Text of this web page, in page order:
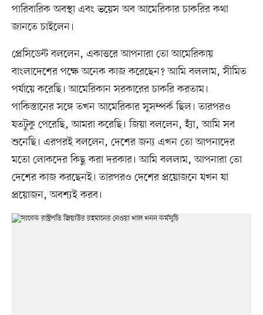
পারিবারিক অবস্থা এবং ভয়েস অব আমেরিকার চাকরির কথা
জানতে চাইলেন।
প্রেসিডেন্ট বললেন, একাত্তরে আপনারা তো আমেরিকায়
বাংলাদেশের পক্ষে অনেক কাজ করেছেন? আমি বললাম, সীমিত
পর্যায়ে করেছি। আমেরিকান সরকারের চাকরি করতাম।
পাকিস্তানের সঙ্গে তখন আমেরিকার সুসম্পর্ক ছিল। তারপরও
যতটুকু পেরেছি, আমরা করেছি। জিয়া বললেন, হ্যাঁ, আমি সব
শুনেছি। এরপরই বললেন, দেশের জন্য এখন তো আপনাদের
মতো লোকদের কিছু করা দরকার। আমি বললাম, আপনারা তো
দেশের কাজ করছেনই। তারপরও দেশের প্রয়োজনে যখন যা
প্রয়োজন, অবশ্যই করব।